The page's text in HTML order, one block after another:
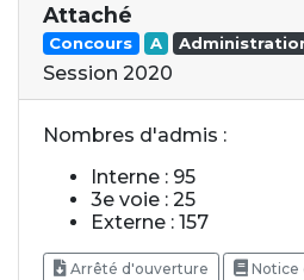
Attaché
Concours A
Session 2020
Nombres d'admis :
Interne : 95
3e voie : 25
Externe : 157
Arrêté d'ouverture Notice